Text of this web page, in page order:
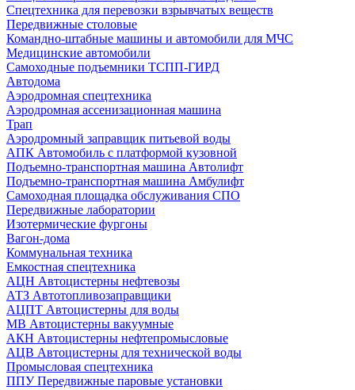
Спецтехника для перевозки взрывчатых веществ
Передвижные столовые
Командно-штабные машины и автомобили для МЧС
Медицинские автомобили
Самоходные подъемники ТСПП-ГИРД
Автодома
Аэродромная спецтехника
Аэродромная ассенизационная машина
Трап
Аэродромный заправщик питьевой воды
АПК Автомобиль с платформой кузовной
Подъемно-транспортная машина Автолифт
Подъемно-транспортная машина Амбулифт
Самоходная площадка обслуживания СПО
Передвижные лаборатории
Изотермические фургоны
Вагон-дома
Коммунальная техника
Емкостная спецтехника
АЦН Автоцистерны нефтевозы
АТЗ Автотопливозаправщики
АЦПТ Автоцистерны для воды
МВ Автоцистерны вакуумные
АКН Автоцистерны нефтепромысловые
АЦВ Автоцистерны для технической воды
Промысловая спецтехника
ППУ Передвижные паровые установки